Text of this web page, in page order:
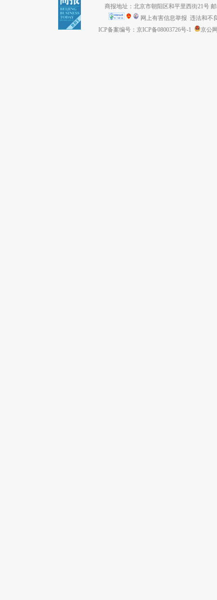
商报地址：北京市朝阳区和平里西街21号
网上有害信息举报 违法和不
ICP备案编号：京ICP备08003726号-1
京公